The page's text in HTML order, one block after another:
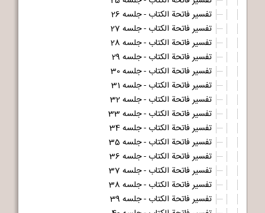
تفسیر فاتحة الکتاب - جلسه 26
تفسیر فاتحة الکتاب - جلسه 27
تفسیر فاتحة الکتاب - جلسه 28
تفسیر فاتحة الکتاب - جلسه 29
تفسیر فاتحة الکتاب - جلسه 30
تفسیر فاتحة الکتاب - جلسه 31
تفسیر فاتحة الکتاب - جلسه 32
تفسیر فاتحة الکتاب - جلسه 33
تفسیر فاتحة الکتاب - جلسه 34
تفسیر فاتحة الکتاب - جلسه 35
تفسیر فاتحة الکتاب - جلسه 36
تفسیر فاتحة الکتاب - جلسه 37
تفسیر فاتحة الکتاب - جلسه 38
تفسیر فاتحة الکتاب - جلسه 39